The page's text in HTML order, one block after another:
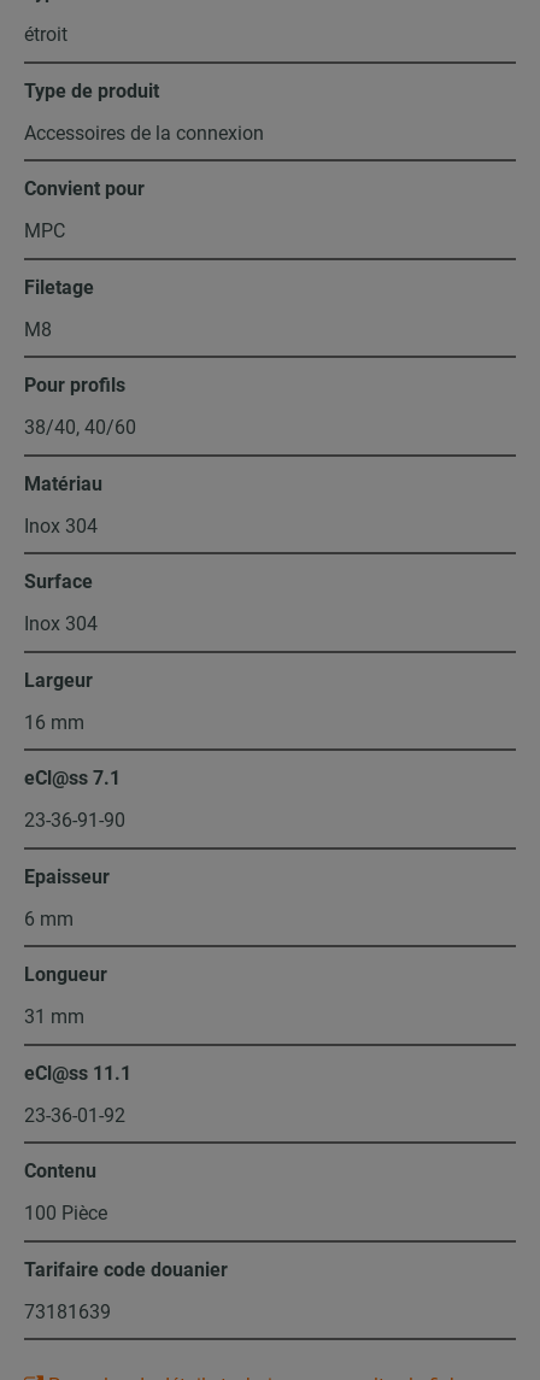
étroit
Type de produit
Accessoires de la connexion
Convient pour
MPC
Filetage
M8
Pour profils
38/40, 40/60
Matériau
Inox 304
Surface
Inox 304
Largeur
16 mm
eCl@ss 7.1
23-36-91-90
Epaisseur
6 mm
Longueur
31 mm
eCl@ss 11.1
23-36-01-92
Contenu
100 Pièce
Tarifaire code douanier
73181639